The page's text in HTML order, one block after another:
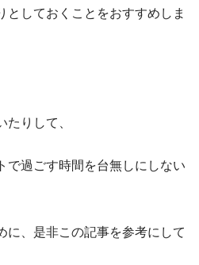
としておくことをおすすめしま
りして、
で過ごす時間を台無しにしない
に、是非この記事を参考にして